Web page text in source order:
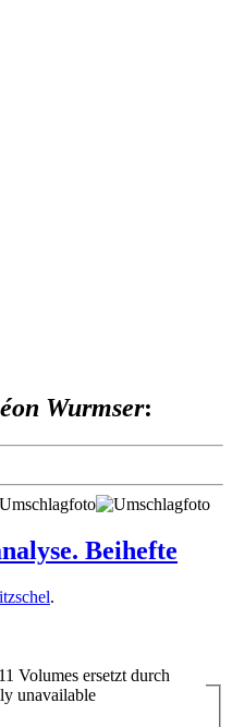
Wurmser:
Beihefte
.
Volumes ersetzt durch
unavailable